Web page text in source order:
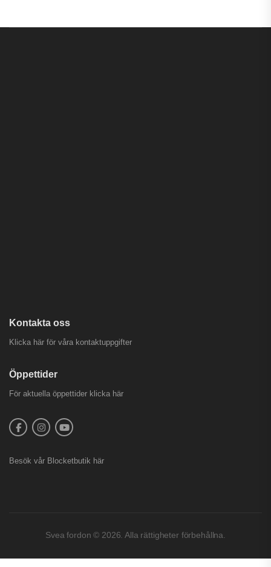
Kontakta oss
Klicka här för våra kontaktuppgifter
Öppettider
För aktuella öppettider klicka här
Besök vår Blocketbutik här
Svea fordon © 2026. Alla rättigheter förbehållna.